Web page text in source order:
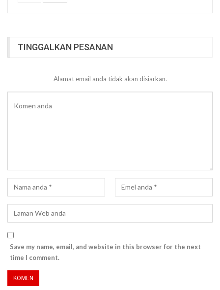
TINGGALKAN PESANAN
Alamat email anda tidak akan disiarkan.
Save my name, email, and website in this browser for the next
time I comment.